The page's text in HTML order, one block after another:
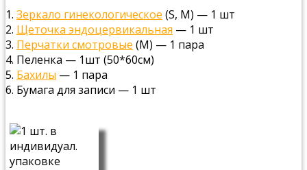
1. Зеркало гинекологическое (S, М) — 1 шт
2. Щеточка эндоцервикальная — 1 шт
3. Перчатки смотровые (М) — 1 пара
4. Пеленка — 1шт (50*60см)
5. Бахилы — 1 пара
6. Бумага для записи — 1 шт